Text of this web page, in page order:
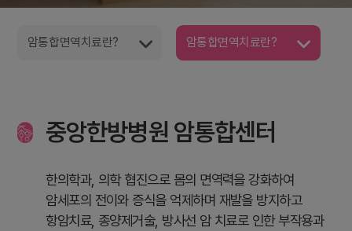
암통합면역치료란? 암통합면역치료란?
중앙한방병원 암통합센터
한의학과, 의학 협진으로 몸의 면역력을 강화하여
암세포의 전이와 증식을 억제하며 재발을 방지하고
항암치료, 종양제거술, 방사선 암 치료로 인한 부작용과